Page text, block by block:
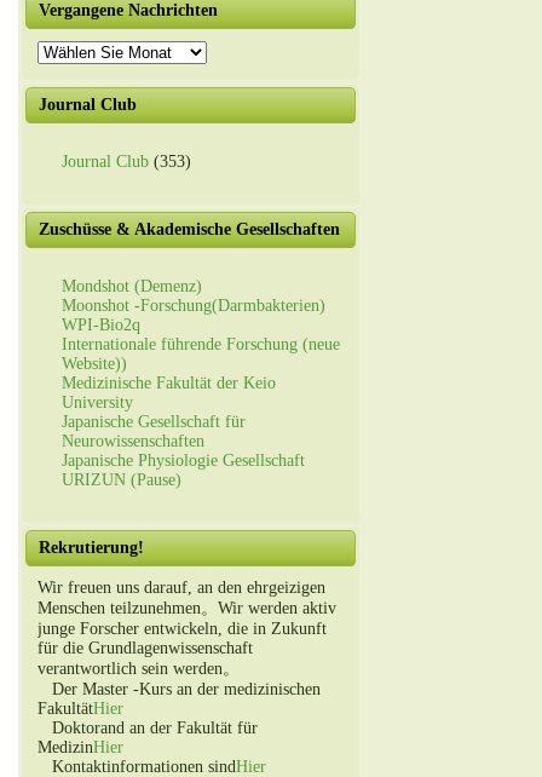
Vergangene Nachrichten
Vergangene
Nachrichten
Journal Club
Journal Club (353)
Zuschüsse & Akademische Gesellschaften
Mondshot (Demenz)
Moonshot -Forschung(Darmbakterien)
WPI-Bio2q
Internationale führende Forschung (neue
Website))
Medizinische Fakultät der Keio
University
Japanische Gesellschaft für
Neurowissenschaften
Japanische Physiologie Gesellschaft
URIZUN (Pause)
Rekrutierung!
Wir freuen uns darauf, an den ehrgeizigen
Menschen teilzunehmen。Wir werden aktiv
junge Forscher entwickeln, die in Zukunft
für die Grundlagenwissenschaft
verantwortlich sein werden。
Der Master -Kurs an der medizinischen
FakultätHier
Doktorand an der Fakultät für
MedizinHier
Kontaktinformationen sindHier